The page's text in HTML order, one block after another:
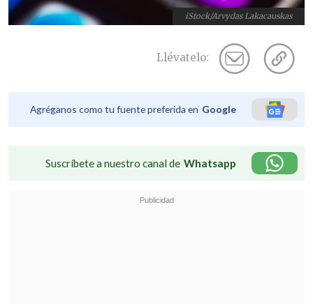
iStock/Arvydas Lakacauskas
Llévatelo:
Agréganos como tu fuente preferida en Google
Suscríbete a nuestro canal de Whatsapp